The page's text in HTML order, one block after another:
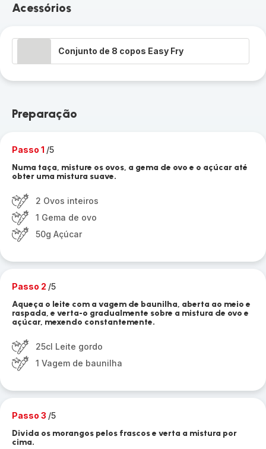
Acessórios
Conjunto de 8 copos Easy Fry
Preparação
Passo 1 /5
Numa taça, misture os ovos, a gema de ovo e o açúcar até
obter uma mistura suave.
2 Ovos inteiros
1 Gema de ovo
50g Açúcar
Passo 2 /5
Aqueça o leite com a vagem de baunilha, aberta ao meio e
raspada, e verta-o gradualmente sobre a mistura de ovo e
açúcar, mexendo constantemente.
25cl Leite gordo
1 Vagem de baunilha
Passo 3 /5
Divida os morangos pelos frascos e verta a mistura por
cima.